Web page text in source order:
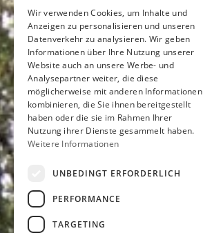
Wir verwenden Cookies, um Inhalte und
Anzeigen zu personalisieren und unseren
Datenverkehr zu analysieren. Wir geben
Informationen über Ihre Nutzung unserer
Website auch an unsere Werbe- und
Analysepartner weiter, die diese
möglicherweise mit anderen Informationen
kombinieren, die Sie ihnen bereitgestellt
haben oder die sie im Rahmen Ihrer
Nutzung ihrer Dienste gesammelt haben.
Weitere Informationen
UNBEDINGT ERFORDERLICH
PERFORMANCE
TARGETING